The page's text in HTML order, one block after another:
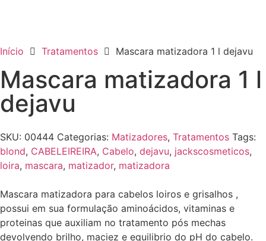
Início Tratamentos Mascara matizadora 1 l dejavu
Mascara matizadora 1 l
dejavu
SKU: 00444 Categorias: Matizadores, Tratamentos Tags:
blond, CABELEIREIRA, Cabelo, dejavu, jackscosmeticos,
loira, mascara, matizador, matizadora
Mascara matizadora para cabelos loiros e grisalhos ,
possui em sua formulação aminoácidos, vitaminas e
proteinas que auxiliam no tratamento pós mechas
devolvendo brilho, maciez e equilibrio do pH do cabelo.